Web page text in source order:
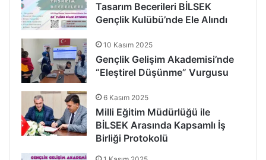
Tasarım Becerileri BİLSEK
Gençlik Kulübü’nde Ele Alındı
10 Kasım 2025
Gençlik Gelişim Akademisi’nde
“Eleştirel Düşünme” Vurgusu
6 Kasım 2025
Milli Eğitim Müdürlüğü ile
BİLSEK Arasında Kapsamlı İş
Birliği Protokolü